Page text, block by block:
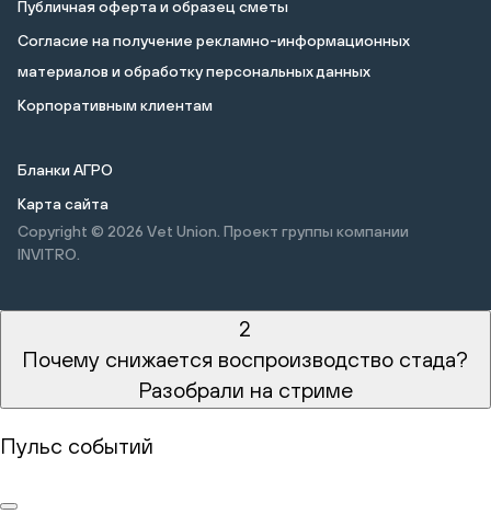
Публичная оферта и образец сметы
Cогласие на получение рекламно-информационных
материалов и обработку персональных данных
Корпоративным клиентам
Бланки АГРО
Карта сайта
Copyright © 2026 Vet Union. Проект группы компании
INVITRO.
2
Почему снижается воспроизводство стада?
Разобрали на стриме
Пульс событий